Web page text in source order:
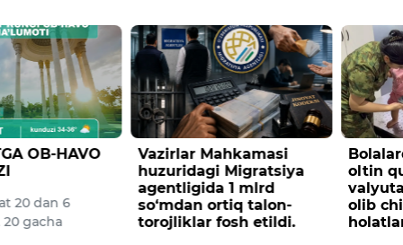
Migratsiya
talon-
etildi.
Bolalardan foydalanib
oltin quyma va
valyutani yashirincha
olib chiqishga urinish
holatlari fosh etildi
opiy
xorijlik